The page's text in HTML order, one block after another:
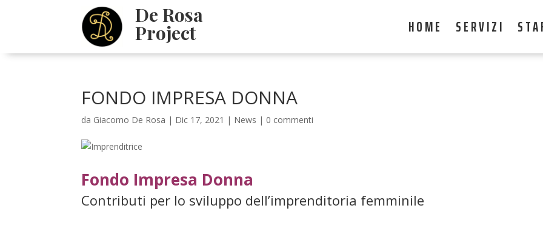
De Rosa
Project HOME SERVIZI
FONDO IMPRESA DONNA
da Giacomo De Rosa | Dic 17, 2021 | News | 0 commenti
Fondo Impresa Donna
Contributi per lo sviluppo dell’imprenditoria femminile